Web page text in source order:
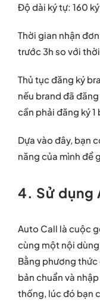
Độ dài ký tự: 160
Thời gian nhận
trước 3h so với
Thủ tục đăng ký
nếu brand đã
cần phải đăng ký 1
Dựa vào đây, bạn
năng của mình để
4. Sử dụng
Auto Call là cuộc
cùng một nội
Bằng phương
bản chuẩn và
thống, lúc đó bạn